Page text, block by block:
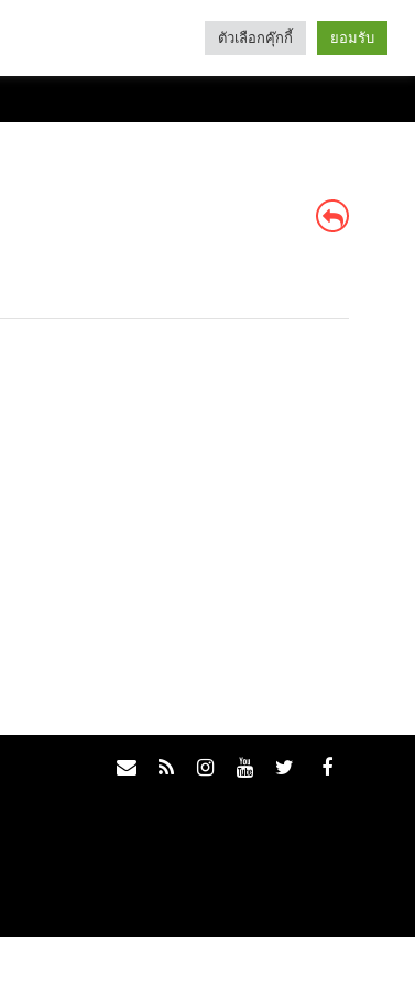
Categories
ตัวเลือกคุ๊กกี้ ยอมรับ